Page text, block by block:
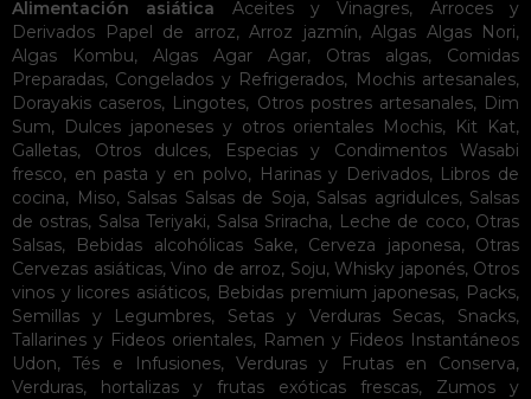
Alimentación asiática Aceites y Vinagres, Arroces y
Derivados
Papel de arroz, Arroz jazmín, Algas Algas Nori,
Algas Kombu, Algas Agar Agar, Otras algas, Comidas
Preparadas, Congelados y Refrigerados, Mochis artesanales,
Dorayakis caseros, Lingotes, Otros postres artesanales, Dim
Sum, Dulces japoneses y otros orientales Mochis, Kit Kat,
Galletas, Otros dulces, Especias y Condimentos
Wasabi
fresco, en pasta y en polvo, Harinas y Derivados, Libros de
cocina, Miso, Salsas Salsas de Soja, Salsas agridulces, Salsas
de ostras, Salsa Teriyaki, Salsa Sriracha, Leche de coco, Otras
Salsas, Bebidas alcohólicas Sake, Cerveza japonesa, Otras
Cervezas asiáticas, Vino de arroz, Soju, Whisky japonés, Otros
vinos y licores asiáticos, Bebidas premium japonesas, Packs,
Semillas y Legumbres, Setas y Verduras Secas, Snacks,
Tallarines y Fideos orientales, Ramen y Fideos Instantáneos
Udon,Tés e Infusiones, Verduras y Frutas en Conserva,
Verduras, hortalizas y frutas exóticas frescas, Zumos y